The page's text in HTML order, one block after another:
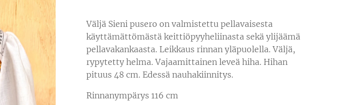
Väljä Sieni pusero on valmistettu pellavaisesta
käyttämättömästä keittiöpyyheliinasta sekä ylijäämä
pellavakankaasta. Leikkaus rinnan yläpuolella. Väljä,
rypytetty helma. Vajaamittainen leveä hiha. Hihan
pituus 48 cm. Edessä nauhakiinnitys.
Rinnanympärys 116 cm